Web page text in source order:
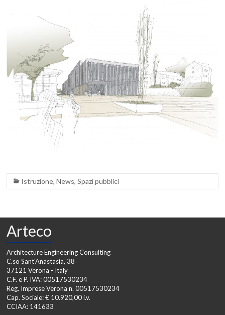
Istruzione,News,Spazi pubblici
Arteco
Architecture Engineering Consulting
C.so Sant'Anastasia, 38
37121 Verona - Italy
C.F. e P. IVA: 00517530234
Reg. Imprese Verona n. 00517530234
Cap. Sociale: € 10.920,00 i.v.
CCIAA: 141633